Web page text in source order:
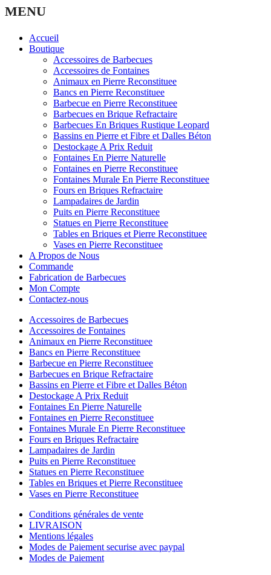
MENU
Accueil
Boutique
Accessoires de Barbecues
Accessoires de Fontaines
Animaux en Pierre Reconstituee
Bancs en Pierre Reconstituee
Barbecue en Pierre Reconstituee
Barbecues en Brique Refractaire
Barbecues En Briques Rustique Leopard
Bassins en Pierre et Fibre et Dalles Béton
Destockage A Prix Reduit
Fontaines En Pierre Naturelle
Fontaines en Pierre Reconstituee
Fontaines Murale En Pierre Reconstituee
Fours en Briques Refractaire
Lampadaires de Jardin
Puits en Pierre Reconstituee
Statues en Pierre Reconstituee
Tables en Briques et Pierre Reconstituee
Vases en Pierre Reconstituee
A Propos de Nous
Commande
Fabrication de Barbecues
Mon Compte
Contactez-nous
Accessoires de Barbecues
Accessoires de Fontaines
Animaux en Pierre Reconstituee
Bancs en Pierre Reconstituee
Barbecue en Pierre Reconstituee
Barbecues en Brique Refractaire
Bassins en Pierre et Fibre et Dalles Béton
Destockage A Prix Reduit
Fontaines En Pierre Naturelle
Fontaines en Pierre Reconstituee
Fontaines Murale En Pierre Reconstituee
Fours en Briques Refractaire
Lampadaires de Jardin
Puits en Pierre Reconstituee
Statues en Pierre Reconstituee
Tables en Briques et Pierre Reconstituee
Vases en Pierre Reconstituee
Conditions générales de vente
LIVRAISON
Mentions légales
Modes de Paiement securise avec paypal
Modes de Paiement